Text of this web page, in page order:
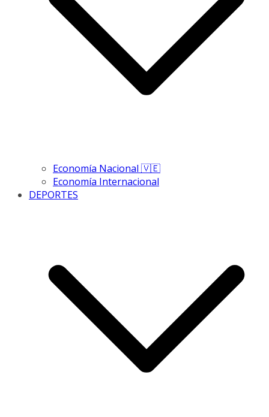
Economía Nacional 🇻🇪
Economía Internacional
DEPORTES